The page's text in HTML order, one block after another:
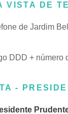
VISTA DE
de Jardim
DDD + número
-